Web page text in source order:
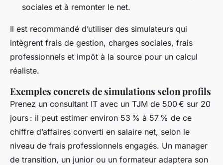
sociales et à remonter le net.
Il est recommandé d’utiliser des simulateurs qui
intègrent frais de gestion, charges sociales, frais
professionnels et impôt à la source pour un calcul
réaliste.
Exemples concrets de simulations selon profils
Prenez un consultant IT avec un TJM de 500 € sur 20
jours : il peut estimer environ 53 % à 57 % de ce
chiffre d’affaires converti en salaire net, selon le
niveau de frais professionnels engagés. Un manager
de transition, un junior ou un formateur adaptera son